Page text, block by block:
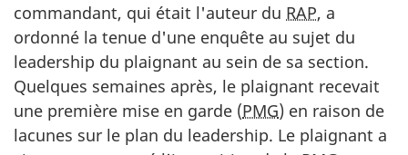
commandant, qui était l'auteur du RAP, a
ordonné la tenue d'une enquête au sujet du
leadership du plaignant au sein de sa section.
Quelques semaines après, le plaignant recevait
une première mise en garde (PMG) en raison de
lacunes sur le plan du leadership. Le plaignant a